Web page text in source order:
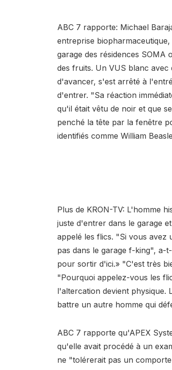
ABC 7 rapporte: Michael
entreprise
garage des résidences
des fruits. Un VUS blanc avec
d'avancer, s'est arrêté à
d'entrer. "Sa réaction
qu'il était vêtu de noir et que
penché la tête par la fenêtre
identifiés comme William
Plus de KRON-TV: L'homme
juste d'entrer dans le garage
appelé les flics. "Si vous
pas dans le garage f-king", a-
pour sortir d'ici.» "C'est très
"Pourquoi appelez-vous les
l'altercation devient physique.
battre un autre homme qui
ABC 7 rapporte qu'APEX
qu'elle avait procédé à un
ne "tolérerait pas un